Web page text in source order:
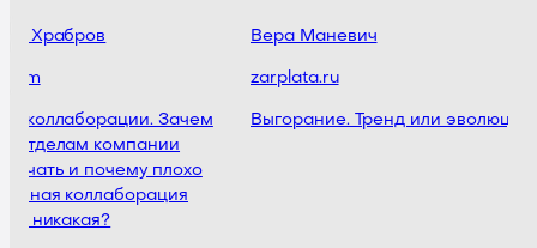
Храбров
коллаборации. Зачем
отделам компании
и почему плохо
коллаборация
никакая?
Вера Маневич
zarplata.ru​
Выгорание. Тренд или эволюция